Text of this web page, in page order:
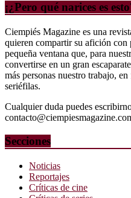
¡¿Pero qué narices es
Ciempiés Magazine es una
quieren compartir su afición con
pequeña ventana que, para
convertirse en un gran
más personas nuestro trabajo,
seriéfilas.
Cualquier duda puedes
Secciones
Noticias
Reportajes
Críticas de cine